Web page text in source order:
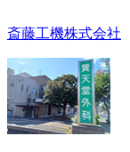
斎藤工機株式会社